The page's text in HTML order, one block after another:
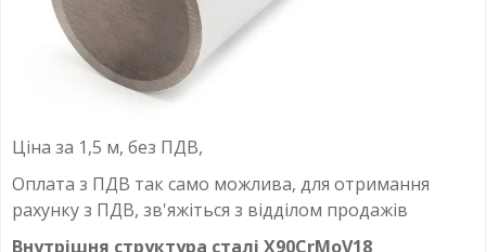
Ціна за 1,5 м, без ПДВ,
Оплата з ПДВ так само можлива, для отримання
рахунку з ПДВ, зв'яжіться з відділом продажів
Внутрішня структура сталі X90CrMoV18